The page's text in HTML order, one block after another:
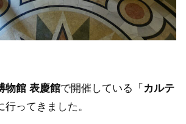
物館 表慶館で開催している「 カルテ
行ってきました。